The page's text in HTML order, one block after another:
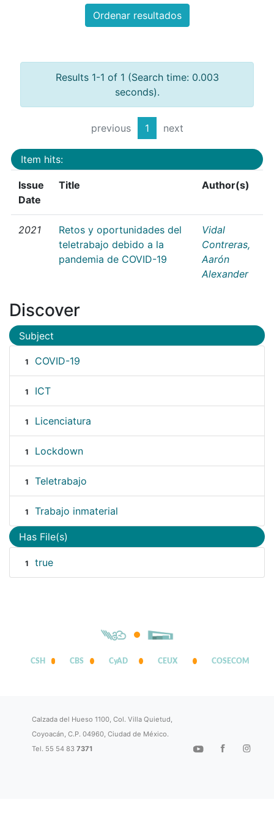
Ordenar resultados
Results 1-1 of 1 (Search time: 0.003
seconds).
previous 1 next
Item hits:
Issue
Date
Title Author(s)
2021
Retos y oportunidades del
teletrabajo debido a la
pandemia de COVID-19
Vidal
Contreras,
Aarón
Alexander
Discover
Subject
1 COVID-19
1 ICT
1 Licenciatura
1 Lockdown
1 Teletrabajo
1 Trabajo inmaterial
Has File(s)
1 true
CSH CBS CyAD CEUX COSECOM
Calzada del Hueso 1100, Col. Villa Quietud,
Coyoacán, C.P. 04960, Ciudad de México.
Tel. 55 54 837371